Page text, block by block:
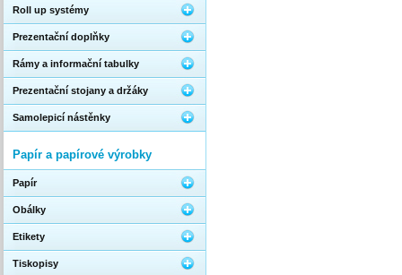
Roll up systémy
Prezentační doplňky
Rámy a informační tabulky
Prezentační stojany a držáky
Samolepicí nástěnky
Papír a papírové výrobky
Papír
Obálky
Etikety
Tiskopisy